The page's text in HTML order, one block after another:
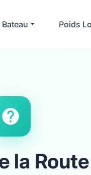
Poids
la Route